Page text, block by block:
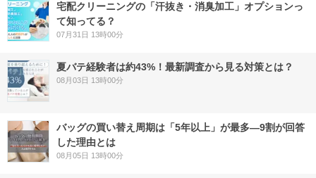
宅配クリーニングの「汗抜き・消臭加工」オプションっ
て知ってる？
07月31日 13時00分
夏バテ経験者は約43%！最新調査から見る対策とは？
08月03日 13時00分
バッグの買い替え周期は「5年以上」が最多―9割が回答
した理由とは
08月05日 13時00分